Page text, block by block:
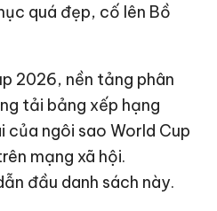
quá đẹp, cố lên Bồ
2026, nền tảng phân
tải bảng xếp hạng
của ngôi sao World Cup
mạng xã hội.
đầu danh sách này.